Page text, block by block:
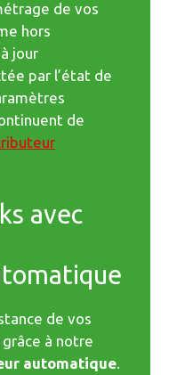
de vos
hors
jour
par l’état de
de
avec
de vos
à notre
automatique.